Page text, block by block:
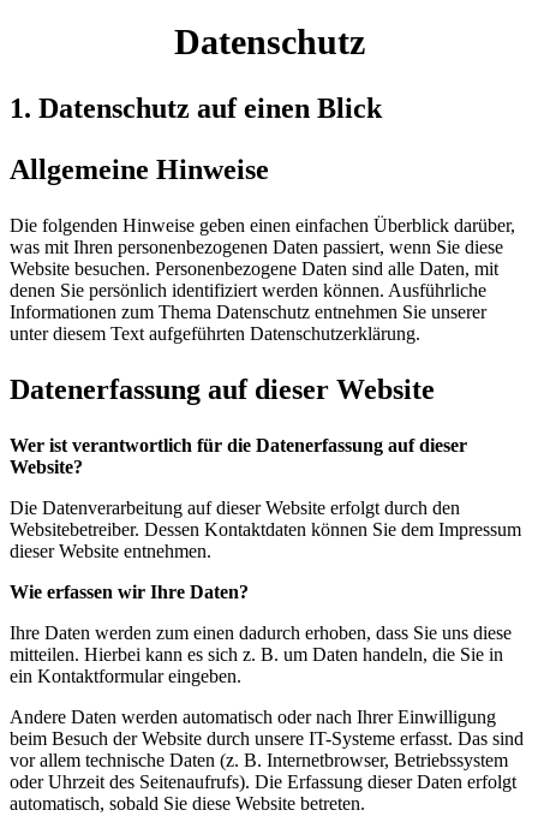
Datenschutz
1. Datenschutz auf einen Blick
Allgemeine Hinweise
Die folgenden Hinweise geben einen einfachen Überblick darüber,
was mit Ihren personenbezogenen Daten passiert, wenn Sie diese
Website besuchen. Personenbezogene Daten sind alle Daten, mit
denen Sie persönlich identifiziert werden können. Ausführliche
Informationen zum Thema Datenschutz entnehmen Sie unserer
unter diesem Text aufgeführten Datenschutzerklärung.
Datenerfassung auf dieser Website
Wer ist verantwortlich für die Datenerfassung auf dieser
Website?
Die Datenverarbeitung auf dieser Website erfolgt durch den
Websitebetreiber. Dessen Kontaktdaten können Sie dem Impressum
dieser Website entnehmen.
Wie erfassen wir Ihre Daten?
Ihre Daten werden zum einen dadurch erhoben, dass Sie uns diese
mitteilen. Hierbei kann es sich z. B. um Daten handeln, die Sie in
ein Kontaktformular eingeben.
Andere Daten werden automatisch oder nach Ihrer Einwilligung
beim Besuch der Website durch unsere IT-Systeme erfasst. Das sind
vor allem technische Daten (z. B. Internetbrowser, Betriebssystem
oder Uhrzeit des Seitenaufrufs). Die Erfassung dieser Daten erfolgt
automatisch, sobald Sie diese Website betreten.